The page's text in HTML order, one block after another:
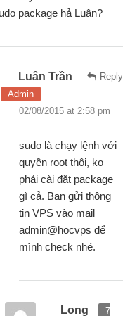
package hả Luân?
Reply
Luân Trần
Admin
02/08/2015 at 2:58 pm
sudo là chạy lệnh với
quyền root thôi, ko
phải cài đặt package
gì cả. Bạn gửi thông
tin VPS vào mail
admin@hocvps để
mình check nhé.
Long
7